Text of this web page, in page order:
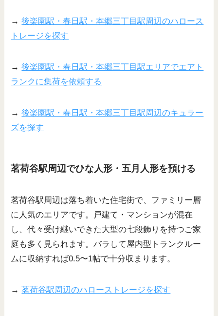
→後楽園駅・春日駅・本郷三丁目駅周辺のハロース
トレージを探す
→後楽園駅・春日駅・本郷三丁目駅エリアでエアト
ランクに集荷を依頼する
→後楽園駅・春日駅・本郷三丁目駅周辺のキュラー
ズを探す
茗荷谷駅周辺でひな人形・五月人形を預ける
茗荷谷駅周辺は落ち着いた住宅街で、ファミリー層
に人気のエリアです。戸建て・マンションが混在
し、代々受け継いできた大型の七段飾りを持つご家
庭も多く見られます。バラして屋内型トランクルー
ムに収納すれば0.5〜1帖で十分収まります。
→茗荷谷駅周辺のハローストレージを探す